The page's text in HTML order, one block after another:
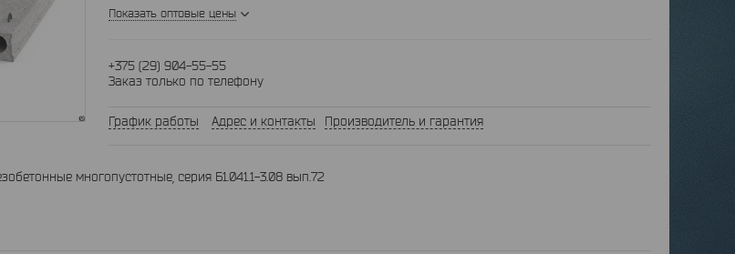
Показать оптовые цены
+375 (29) 904-55-55
Заказ только по телефону
График работы Адрес и контакты Производитель и гарантия
многопустотные, серия Б1.041.1-3.08 вып.72